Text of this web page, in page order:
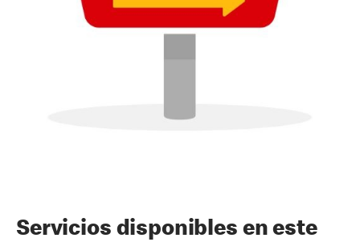
Servicios disponibles en este